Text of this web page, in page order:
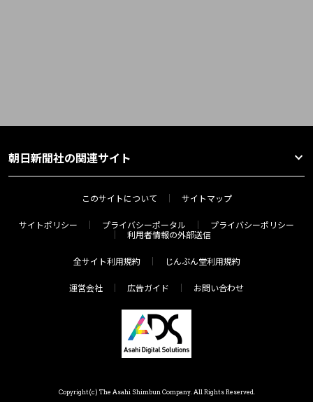
朝日新聞社の関連サイト
このサイトについて サイトマップ
サイトポリシー プライバシーポータル
プライバシーポリシー
利用者情報の外部送信
全サイト利用規約 じんぶん堂利用規約
運営会社 広告ガイド お問い合わせ
Copyright(c) The Asahi Shimbun Company. All Rights Reserved.